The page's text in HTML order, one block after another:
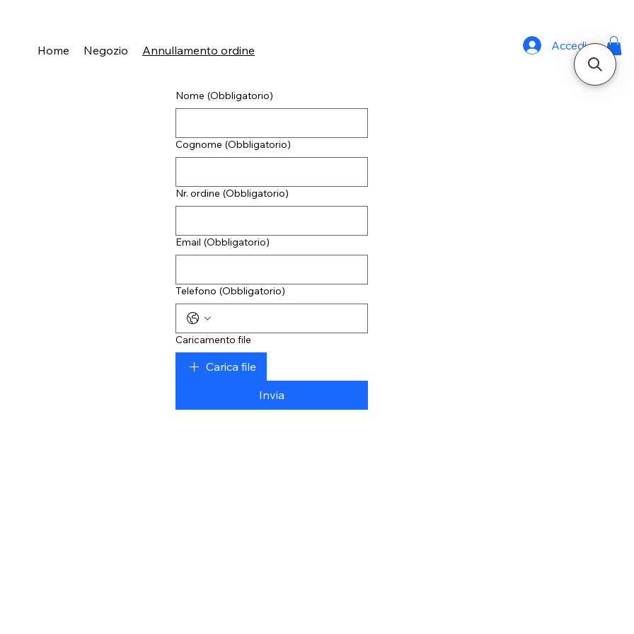
Home Negozio Annullamento ordine Accedi
Nome (Obbligatorio)
Cognome (Obbligatorio)
Nr. ordine (Obbligatorio)
Email (Obbligatorio)
Telefono (Obbligatorio)
Caricamento file
Carica file
Invia